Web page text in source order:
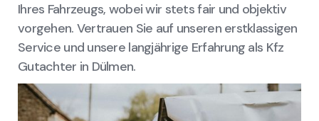
Ihres Fahrzeugs, wobei wir stets fair und objektiv
vorgehen. Vertrauen Sie auf unseren erstklassigen
Service und unsere langjährige Erfahrung als Kfz
Gutachter in Dülmen.